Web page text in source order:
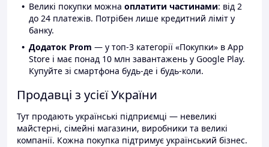
Великі покупки можна оплатити частинами: від 2
до 24 платежів. Потрібен лише кредитний ліміт у
банку.
Додаток Prom — у топ-3 категорії «Покупки» в App
Store і має понад 10 млн завантажень у Google Play.
Купуйте зі смартфона будь-де і будь-коли.
Продавці з усієї України
Тут продають українські підприємці — невеликі
майстерні, сімейні магазини, виробники та великі
компанії. Кожна покупка підтримує український бізнес.